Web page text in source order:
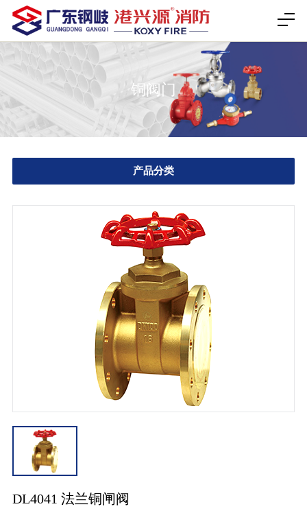
铜阀门
产品分类
DL4041 法兰铜闸阀